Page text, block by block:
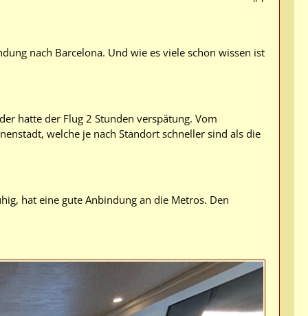
nach Barcelona. Und wie es viele schon wissen ist
hatte der Flug 2 Stunden verspätung. Vom
welche je nach Standort schneller sind als die
hat eine gute Anbindung an die Metros. Den